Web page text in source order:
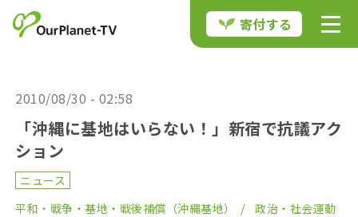
寄付する
2010/08/30 - 02:58
「沖縄に基地はいらない！」新宿で抗議アク
ション
ニュース
平和・戦争・基地・戦後補償（沖縄基地）
政治・社会運動